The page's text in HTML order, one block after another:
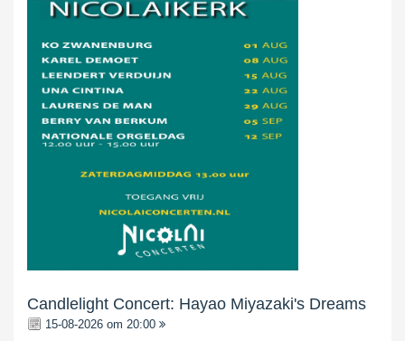
Candlelight Concert: Hayao Miyazaki's Dreams
15-08-2026 om 20:00